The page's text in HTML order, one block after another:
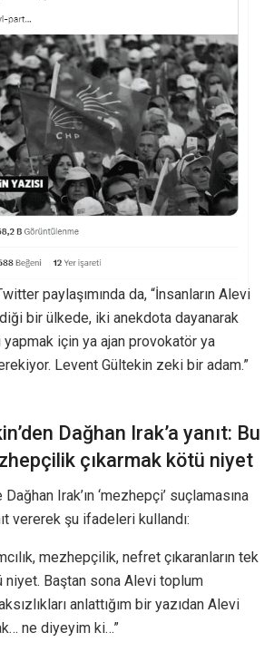
paylaşımında da, “İnsanların Alevi
bir ülkede, iki anekdota dayanarak
için ya ajan provokatör ya
Levent Gültekin zeki bir adam.”
Dağhan Irak’a yanıt: Bu
çıkarmak kötü niyet
Irak’ın ‘mezhepçi’ suçlamasına
vererek şu ifadeleri kullandı:
mezhepçilik, nefret çıkaranların tek
niyet. Baştan sona Alevi toplum
anlattığım bir yazıdan Alevi
ne diyeyim ki…”